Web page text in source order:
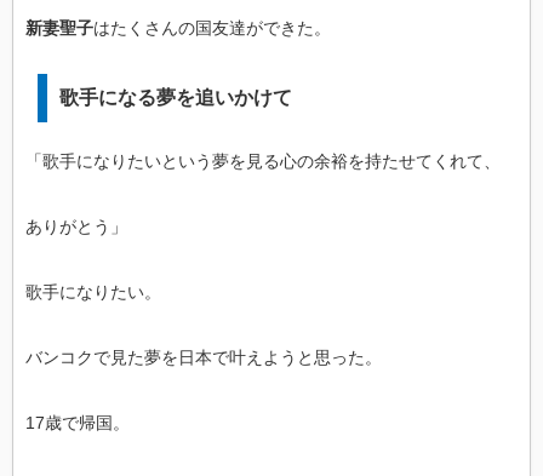
新妻聖子はたくさんの国友達ができた。
歌手になる夢を追いかけて
「歌手になりたいという夢を見る心の余裕を持たせてくれて、
ありがとう」
歌手になりたい。
バンコクで見た夢を日本で叶えようと思った。
17歳で帰国。